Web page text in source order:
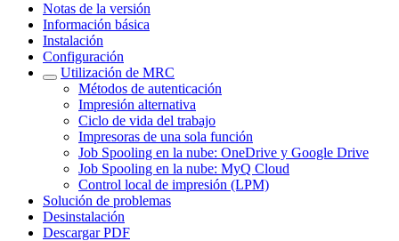
Notas de la versión
Información básica
Instalación
Configuración
Utilización de MRC
Métodos de autenticación
Impresión alternativa
Ciclo de vida del trabajo
Impresoras de una sola función
Job Spooling en la nube: OneDrive y Google Drive
Job Spooling en la nube: MyQ Cloud
Control local de impresión (LPM)
Solución de problemas
Desinstalación
Descargar PDF